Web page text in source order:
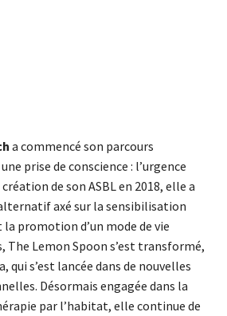
a commencé son parcours
prise de conscience : l’urgence
de son ASBL en 2018, elle a
axé sur la sensibilisation
promotion d’un mode de vie
The Lemon Spoon s’est transformé,
qui s’est lancée dans de nouvelles
Désormais engagée dans la
par l’habitat, elle continue de